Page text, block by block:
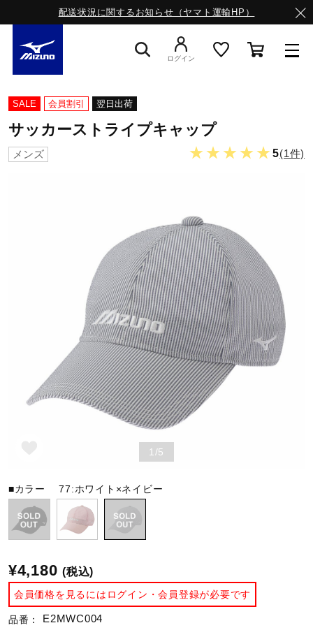
配送状況に関するお知らせ（ヤマト運輸HP）
スニーカー
サッカー／フットサル
トレーニング
野球
ゴルフ
バレーボール
バドミントン
ログイン
SALE 会員割引 翌日出荷
サッカーストライプキャップ
メンズ ★★★★★5(1件)
1/5
■カラー77:ホワイト×ネイビー
¥4,180 (税込)
会員価格を見るにはログイン・会員登録が必要です
品番： E2MWC004